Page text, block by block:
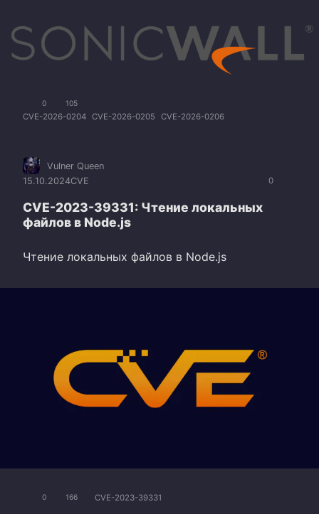
0 105
CVE-2026-0204 CVE-2026-0205 CVE-2026-0206
0
Vulner Queen
15.10.2024CVE
CVE-2023-39331: Чтение локальных
файлов в Node.js
Чтение локальных файлов в Node.js
0 166 CVE-2023-39331